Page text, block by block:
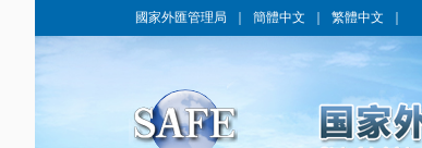
國家外匯管理局 簡體中文 繁體中文